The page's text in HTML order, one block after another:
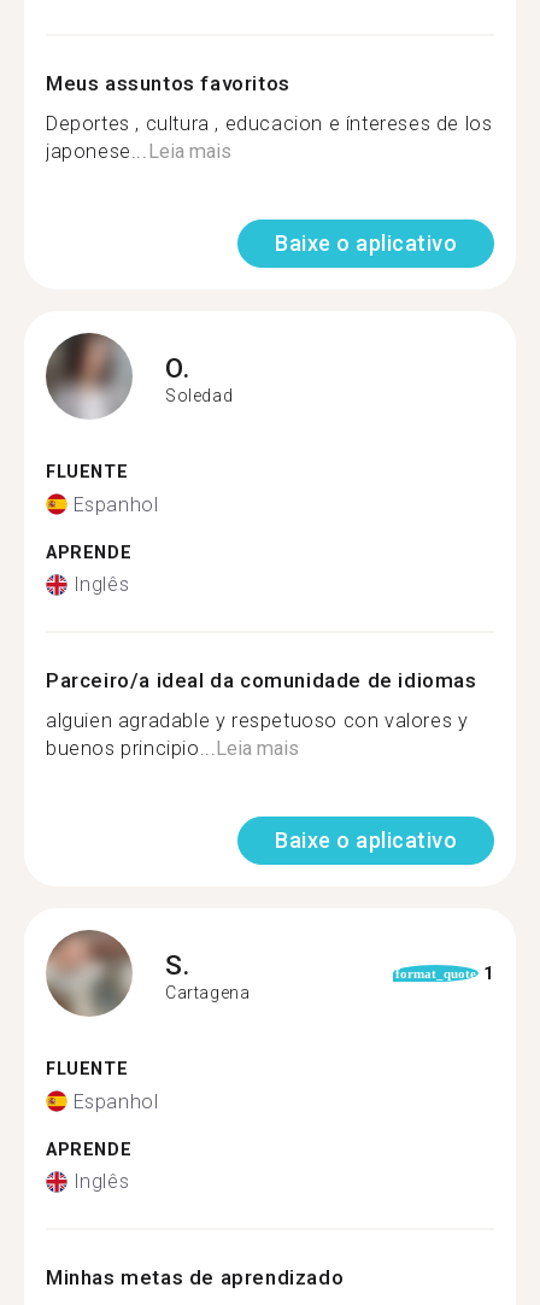
Meus assuntos favoritos
Deportes , cultura , educacion e íntereses de los
japonese...Leia mais
Baixe o aplicativo
O.
Soledad
FLUENTE
Espanhol
APRENDE
Inglês
Parceiro/a ideal da comunidade de idiomas
alguien agradable y respetuoso con valores y
buenos principio...Leia mais
Baixe o aplicativo
S.
Cartagena
format_quote 1
FLUENTE
Espanhol
APRENDE
Inglês
Minhas metas de aprendizado